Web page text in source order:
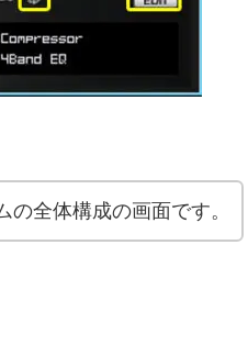
の全体構成の画面です。